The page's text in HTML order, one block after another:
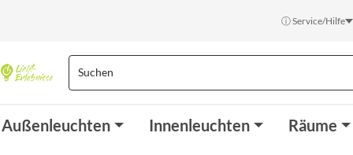
ⓘ Service/Hilfe
Außenleuchten Innenleuchten Räume